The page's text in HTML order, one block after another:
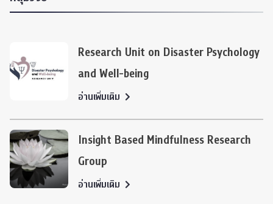
Research Unit on Disaster Psychology
and Well-being
อ่านเพิ่มเติม
Insight Based Mindfulness Research
Group
อ่านเพิ่มเติม